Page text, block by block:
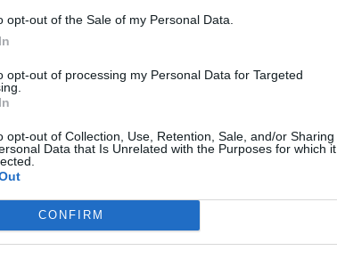
opt-out of the Sale of my Personal Data.
opt-out of processing my Personal Data for Targeted
opt-out of Collection, Use, Retention, Sale, and/or Sharing
Data that Is Unrelated with the Purposes for which it
CONFIRM
Deklarację
przeciw suwerennemu narodowi Ukrainy”,
który stał się „sługusem” reżymu
jedności prawosławia na Ukrainie – to
przez przedstawicieli dwóch ukraińskich
się oni w historycznym Soborze Mądrości